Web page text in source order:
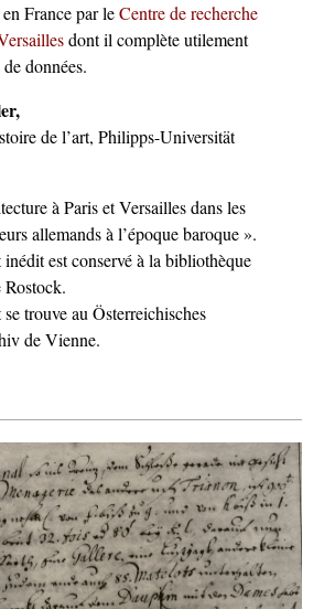
France par leCentre de recherche
dont il complète utilement
données.
de l’art, Philipps-Universität
à Paris et Versailles dans les
allemands à l’époque baroque ».
est conservé à la bibliothèque
Rostock.
trouve au Österreichisches
de Vienne.